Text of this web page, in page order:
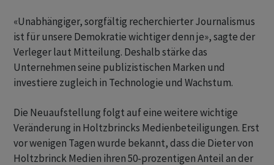
«Unabhängiger, sorgfältig recherchierter Journalismus
ist für unsere Demokratie wichtiger denn je», sagte der
Verleger laut Mitteilung. Deshalb stärke das
Unternehmen seine publizistischen Marken und
investiere zugleich in Technologie und Wachstum.
Die Neuaufstellung folgt auf eine weitere wichtige
Veränderung in Holtzbrincks Medienbeteiligungen. Erst
vor wenigen Tagen wurde bekannt, dass die Dieter von
Holtzbrinck Medien ihren 50-prozentigen Anteil an der